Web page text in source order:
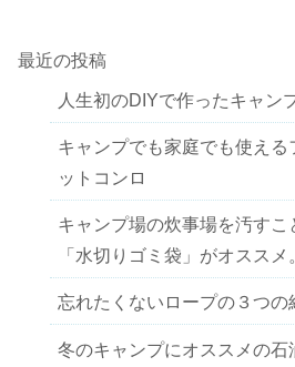
最近の投稿
人生初のDIYで作ったキャン
キャンプでも家庭でも使え
ットコンロ
キャンプ場の炊事場を汚す
「水切りゴミ袋」がオススメ
忘れたくないロープの３つの
冬のキャンプにオススメの石